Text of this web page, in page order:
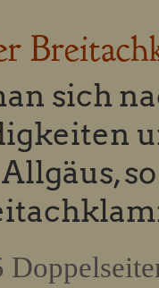
sich